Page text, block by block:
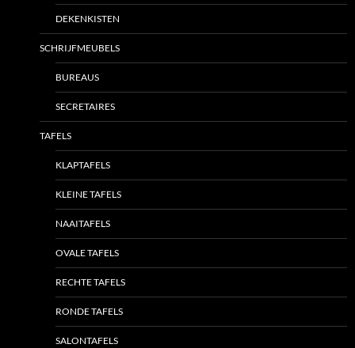
DEKENKISTEN
SCHRIJFMEUBELS
BUREAUS
SECRETAIRES
TAFELS
KLAPTAFELS
KLEINE TAFELS
NAAITAFELS
OVALE TAFELS
RECHTE TAFELS
RONDE TAFELS
SALONTAFELS